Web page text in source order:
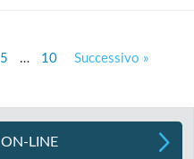
5 … 10 Successivo »
LINE